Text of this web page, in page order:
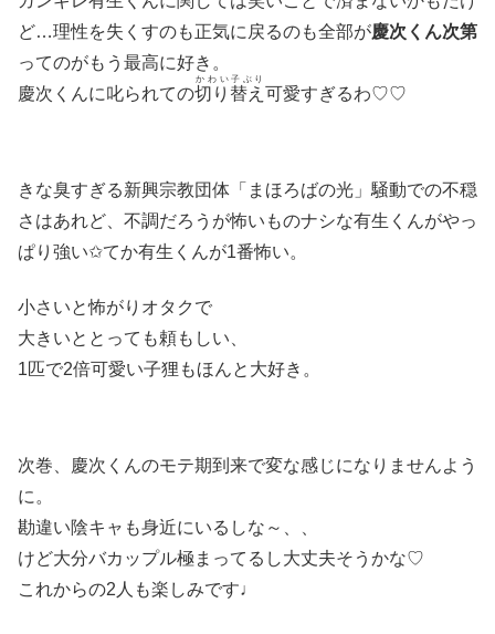
ど…理性を失くすのも正気に戻るのも全部が慶次くん次第
ってのがもう最高に好き。
慶次くんに叱られての切り替え
かわい子ぶり
可愛すぎるわ♡♡
きな臭すぎる新興宗教団体「まほろばの光」騒動での不穏
さはあれど、不調だろうが怖いものナシな有生くんがやっ
ぱり強い✩てか有生くんが1番怖い。
小さいと怖がりオタクで
大きいととっても頼もしい、
1匹で2倍可愛い子狸もほんと大好き。
次巻、慶次くんのモテ期到来で変な感じになりませんよう
に。
勘違い陰キャも身近にいるしな～、、
けど大分バカップル極まってるし大丈夫そうかな♡
これからの2人も楽しみです♩